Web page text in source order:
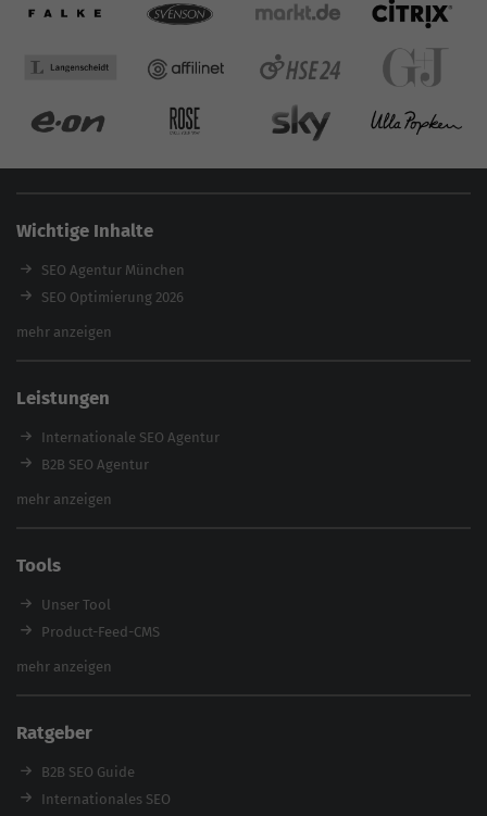
Wichtige Inhalte
SEO Agentur München
SEO Optimierung 2026
Backlink-Audit 2026
Referenzen
E-Books
Magazin
mehr anzeigen
Leistungen
Internationale SEO Agentur
B2B SEO Agentur
Inhouse SEO Agentur
Enterprise SEO Agentur
Workshops
mehr anzeigen
Tools
Unser Tool
Product-Feed-CMS
Website Analyse
Backlink-Check
Ladezeiten-Check
Brand Protection Tool
mehr anzeigen
Ratgeber
B2B SEO Guide
Internationales SEO